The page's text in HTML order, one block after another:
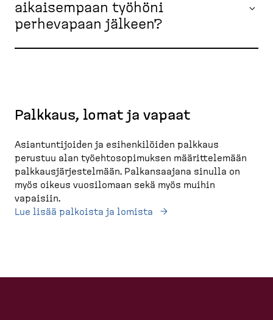
aikaisempaan työhöni
perhevapaan jälkeen?
Palkkaus, lomat ja vapaat
Asiantuntijoiden ja esihenkilöiden palkkaus
perustuu alan työehtosopimuksen määrittelemään
palkkausjärjestelmään. Palkansaajana sinulla on
myös oikeus vuosilomaan sekä myös muihin
vapaisiin.
Lue lisää palkoista ja lomista